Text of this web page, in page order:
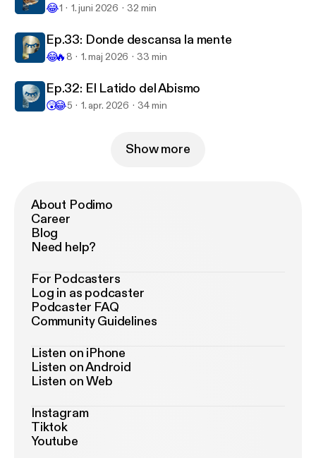
😂1 1. juni 2026 32 min
Ep.33: Donde descansa la mente
😂🔥8 1. maj 2026 33 min
Ep.32: El Latido del Abismo
😲😂5 1. apr. 2026 34 min
Show more
About Podimo
Career
Blog
Need help?
For Podcasters
Log in as podcaster
Podcaster FAQ
Community Guidelines
Listen on iPhone
Listen on Android
Listen on Web
Instagram
Tiktok
Youtube